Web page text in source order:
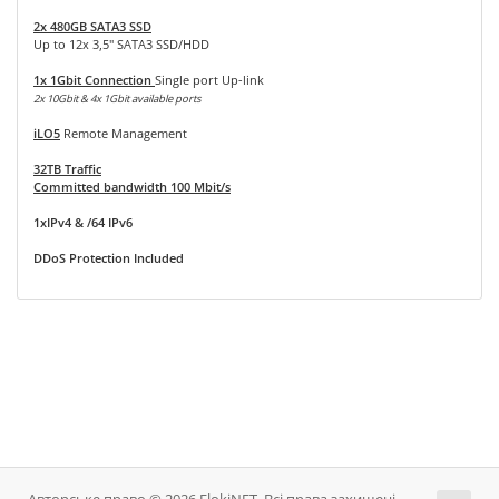
2x 480GB SATA3 SSD
Up to 12x 3,5" SATA3 SSD/HDD
1x 1Gbit Connection Single port Up-link
2x 10Gbit & 4x 1Gbit available ports
iLO5 Remote Management
32TB Traffic
Committed bandwidth 100 Mbit/s
1xIPv4 & /64 IPv6
DDoS Protection Included